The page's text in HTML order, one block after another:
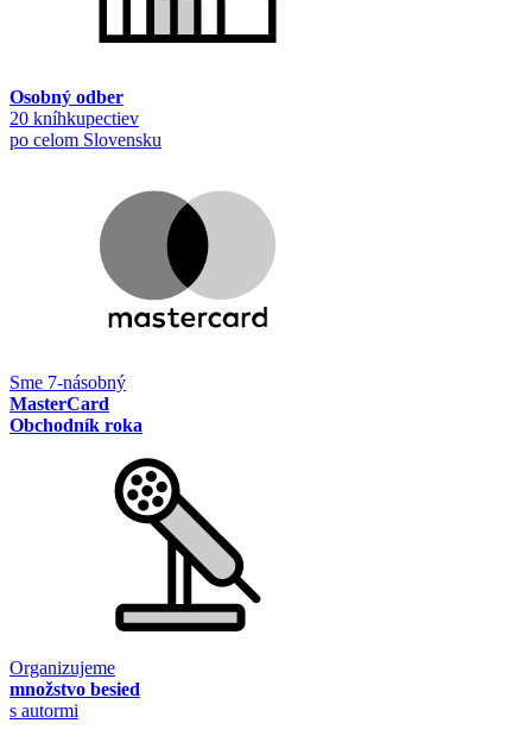
Osobný odber
20 kníhkupectiev
po celom Slovensku
Sme 7-násobný
MasterCard
Obchodník roka
Organizujeme
množstvo besied
s autormi